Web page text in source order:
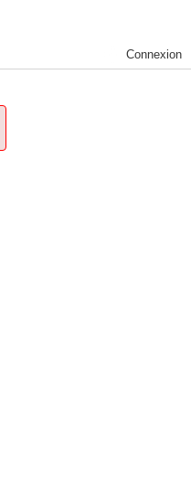
Connexion